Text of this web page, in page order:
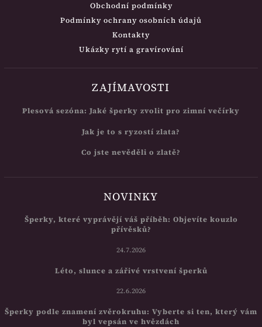
Obchodní podmínky
Podmínky ochrany osobních údajů
Kontakty
Ukázky rytí a gravírování
ZAJÍMAVOSTI
Plesová sezóna: Jaké šperky zvolit pro zimní večírky
Jak je to s ryzostí zlata?
Co jste nevěděli o zlatě?
NOVINKY
Šperky, které vyprávějí váš příběh: Objevíte kouzlo
přívěsků?
24.7.2026
Léto, slunce a zářivé vrstvení šperků
22.6.2026
Šperky podle znamení zvěrokruhu: Vyberte si ten, který vám
byl vepsán ve hvězdách